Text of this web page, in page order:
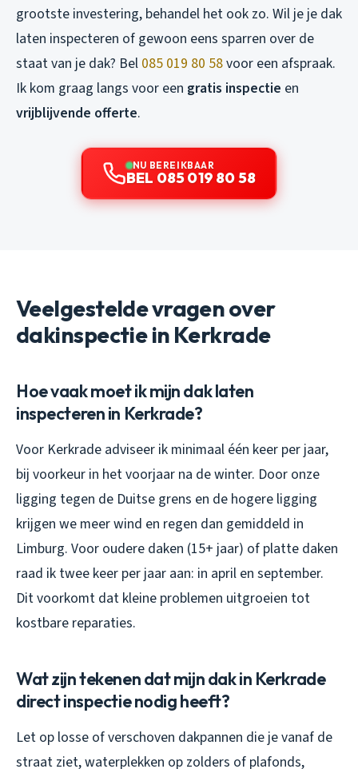
grootste investering, behandel het ook zo. Wil je je dak
laten inspecteren of gewoon eens sparren over de
staat van je dak? Bel 085 019 80 58voor een afspraak.
Ik kom graag langs voor een gratis inspectie en
vrijblijvende offerte.
NU BEREIKBAAR
BEL 085 019 80 58
Veelgestelde vragen over
dakinspectie in Kerkrade
Hoe vaak moet ik mijn dak laten
inspecteren in Kerkrade?
Voor Kerkrade adviseer ik minimaal één keer per jaar,
bij voorkeur in het voorjaar na de winter. Door onze
ligging tegen de Duitse grens en de hogere ligging
krijgen we meer wind en regen dan gemiddeld in
Limburg. Voor oudere daken (15+ jaar) of platte daken
raad ik twee keer per jaar aan: in april en september.
Dit voorkomt dat kleine problemen uitgroeien tot
kostbare reparaties.
Wat zijn tekenen dat mijn dak in Kerkrade
direct inspectie nodig heeft?
Let op losse of verschoven dakpannen die je vanaf de
straat ziet, waterplekken op zolders of plafonds,